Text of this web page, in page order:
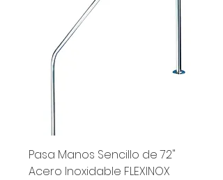
Pasa Manos Sencillo de 72"
Acero Inoxidable FLEXINOX